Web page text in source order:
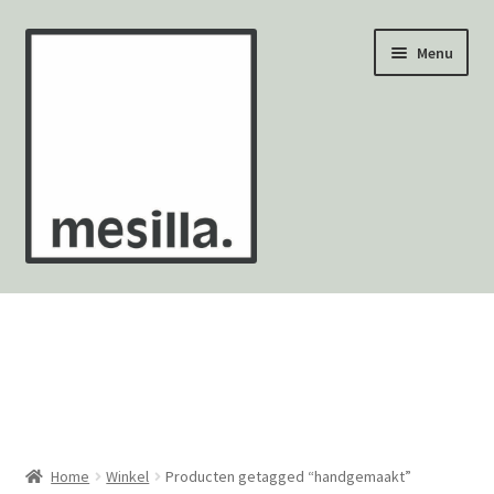
Ga
Ga
Menu
Wandtegels
Mozaïekvellen
Home Winkel Producten getagged “handgemaakt”